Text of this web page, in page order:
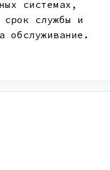
системах,
срок службы и
обслуживание.